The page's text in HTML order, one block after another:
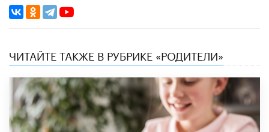
ЧИТАЙТЕ ТАКЖЕ В РУБРИКЕ «РОДИТЕЛИ»